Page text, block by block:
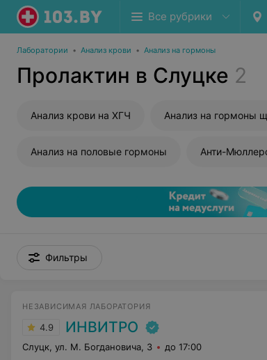
Все рубрики
Лаборатории • Анализ крови • Анализ на гормоны
Пролактин в Слуцке 2
Анализ крови на ХГЧ Анализ на гормоны
Анализ на половые гормоны Анти-
Фильтры
НЕЗАВИСИМАЯ ЛАБОРАТОРИЯ
4.9 ИНВИТРО
Слуцк, ул. М. Богдановича, 3 до 17:00